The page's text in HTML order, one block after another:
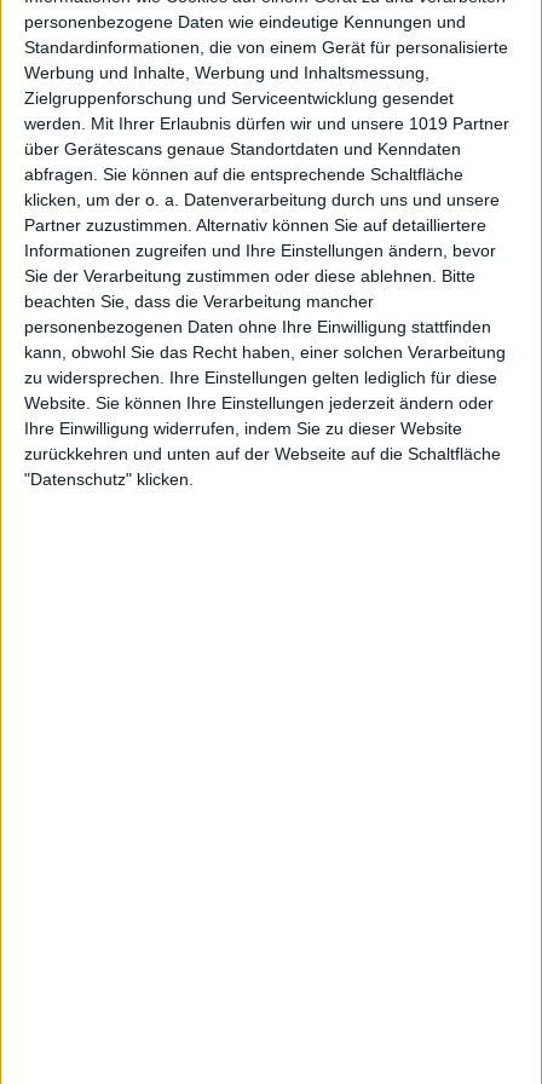
personenbezogene Daten wie eindeutige Kennungen und
Standardinformationen, die von einem Gerät für personalisierte
Werbung und Inhalte, Werbung und Inhaltsmessung,
Zielgruppenforschung und Serviceentwicklung gesendet
werden.
Mit Ihrer Erlaubnis dürfen wir und unsere 1019 Partner
über Gerätescans genaue Standortdaten und Kenndaten
abfragen. Sie können auf die entsprechende Schaltfläche
klicken, um der o. a. Datenverarbeitung durch uns und unsere
Partner zuzustimmen. Alternativ können Sie auf detailliertere
Informationen zugreifen und Ihre Einstellungen ändern, bevor
Sie der Verarbeitung zustimmen oder diese ablehnen.
Bitte
beachten Sie, dass die Verarbeitung mancher
personenbezogenen Daten ohne Ihre Einwilligung stattfinden
kann, obwohl Sie das Recht haben, einer solchen Verarbeitung
zu widersprechen. Ihre Einstellungen gelten lediglich für diese
Website. Sie können Ihre Einstellungen jederzeit ändern oder
Ihre Einwilligung widerrufen, indem Sie zu dieser Website
zurückkehren und unten auf der Webseite auf die Schaltfläche
"Datenschutz" klicken.